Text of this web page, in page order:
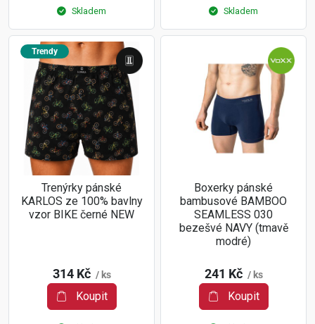
Skladem Skladem
Trendy
Trenýrky pánské
KARLOS ze 100% bavlny
vzor BIKE černé NEW
314 Kč / ks
Koupit
Boxerky pánské
bambusové BAMBOO
SEAMLESS 030
bezešvé NAVY (tmavě
modré)
241 Kč / ks
Koupit